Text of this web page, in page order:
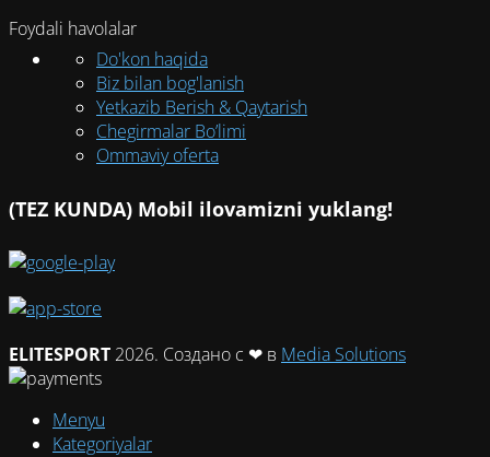
Foydali havolalar
Do'kon haqida
Biz bilan bog'lanish
Yetkazib Berish & Qaytarish
Chegirmalar Bo’limi
Ommaviy oferta
(TEZ KUNDA) Mobil ilovamizni yuklang!
ELITESPORT 2026. Создано с ❤ в Media Solutions
Menyu
Kategoriyalar